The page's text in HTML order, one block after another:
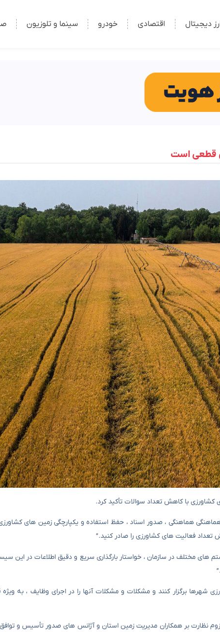
دیجیتال اقتصادی خودرو سینما و تلوزیون
قطعی است
با کاهش تعداد سوالات تأکید کرد.
هماهنگی ، صدور اسناد ، حفظ استفاده و یکپارچگی زمین های کشاورزی
فعالیت های کشاورزی را صادر کنید.”
های مختلف در سازمان ، خواستار بارگذاری سریع و دقیق اطلاعات در این
شهرها برگزار کنند و مشکلات و مشکلات آنها را در اجرای وظایف ، به ویژه
لزوم نظارت بر همکاران مدیریت زمین استان و آژانس های صدور تأسیس و توافق